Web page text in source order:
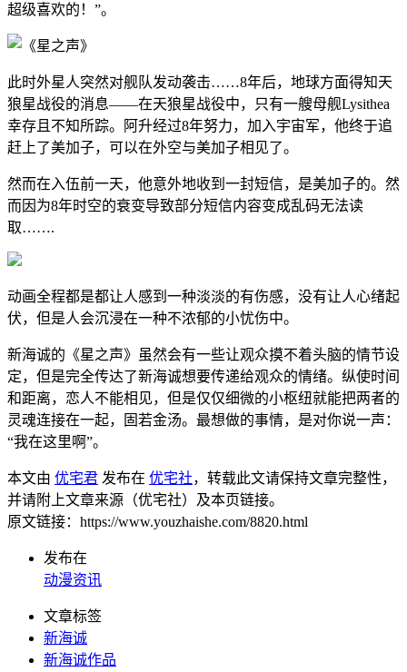
超级喜欢的！”。
此时外星人突然对舰队发动袭击……8年后，地球方面得知天
狼星战役的消息——在天狼星战役中，只有一艘母舰Lysithea
幸存且不知所踪。阿升经过8年努力，加入宇宙军，他终于追
赶上了美加子，可以在外空与美加子相见了。
然而在入伍前一天，他意外地收到一封短信，是美加子的。然
而因为8年时空的衰变导致部分短信内容变成乱码无法读
取…….
动画全程都是都让人感到一种淡淡的有伤感，没有让人心绪起
伏，但是人会沉浸在一种不浓郁的小忧伤中。
新海诚的《星之声》虽然会有一些让观众摸不着头脑的情节设
定，但是完全传达了新海诚想要传递给观众的情绪。纵使时间
和距离，恋人不能相见，但是仅仅细微的小枢纽就能把两者的
灵魂连接在一起，固若金汤。最想做的事情，是对你说一声：
“我在这里啊”。
本文由 优宅君 发布在 优宅社，转载此文请保持文章完整性，
并请附上文章来源（优宅社）及本页链接。
原文链接：https://www.youzhaishe.com/8820.html
发布在
动漫资讯
文章标签
新海诚
新海诚作品